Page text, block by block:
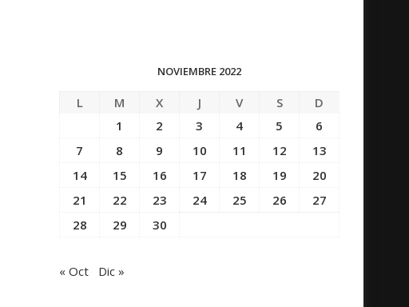
NOVIEMBRE 2022
L M X J V S
D
1
2 3 4 5
6
7
8 9 10 11 12
13
14
15 16 17 18 19
20
21
22 23 24 25 26
27
28
29 30
« Oct Dic »